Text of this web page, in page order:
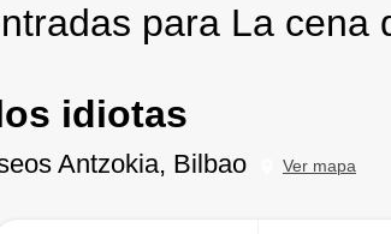
para La cena
idiotas
Antzokia, Bilbao Ver mapa